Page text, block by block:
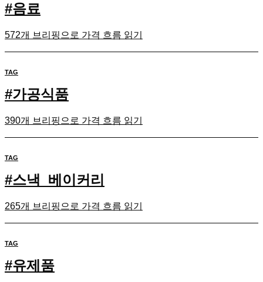
#음료
572개 브리핑으로 가격 흐름 읽기
TAG
#가공식품
390개 브리핑으로 가격 흐름 읽기
TAG
#스낵_베이커리
265개 브리핑으로 가격 흐름 읽기
TAG
#유제품